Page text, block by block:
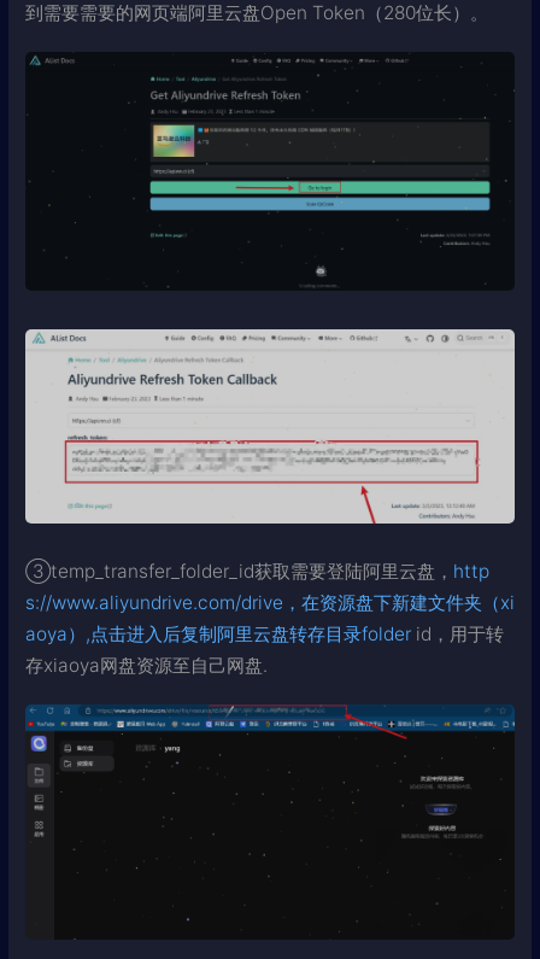
到需要需要的网页端阿里云盘Open Token（280位长）。
③temp_transfer_folder_id获取需要登陆阿里云盘， http
s://www.aliyundrive.com/drive，在资源盘下新建文件夹（xi
aoya）,点击进入后复制阿里云盘转存目录folder id，用于转
存xiaoya网盘资源至自己网盘.